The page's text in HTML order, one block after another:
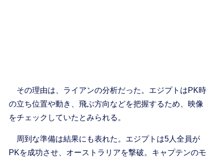
その理由は、ライアンの分析だった。エジプトはPK時
の立ち位置や動き、飛ぶ方向などを把握するため、映像
をチェックしていたとみられる。
周到な準備は結果にも表れた。エジプトは5人全員が
PKを成功させ、オーストラリアを撃破。キャプテンのモ